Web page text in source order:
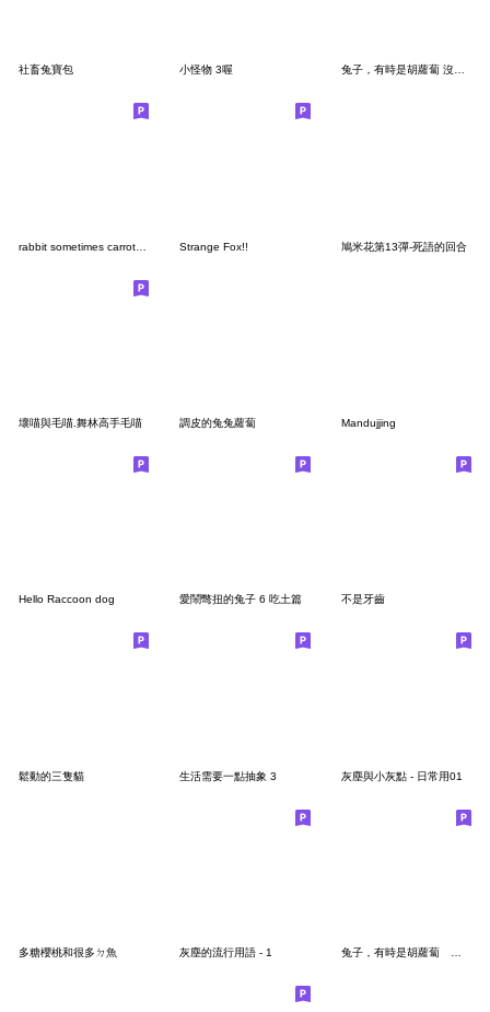
社畜兔寶包 小怪物 3喔 兔子，有時是胡蘿蔔 沒有寫信
Strange Fox!! 鳩米花第13彈-死語的回合
壞喵與毛喵.舞林高手毛喵 調皮的兔兔蘿蔔 Mandujjing
Hello Raccoon dog 愛鬧彆扭的兔子 6 吃土篇 不是牙齒
鬆動的三隻貓 生活需要一點抽象 3 灰塵與小灰點 - 日常用01
多糖櫻桃和很多ㄉ魚 灰塵的流行用語 - 1